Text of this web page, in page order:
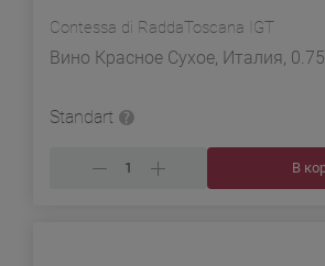
Contessa di RaddaToscana IGT
Вино Красное Сухое, Италия,
Standart
В